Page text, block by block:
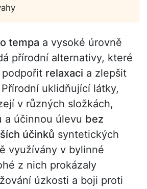
tempa a vysoké úrovně
přírodní alternativy, které
relaxaci a zlepšit
uklidňující látky,
v různých složkách,
a účinnou úlevu bez
účinků syntetických
využívány v bylinné
z nich prokázaly
úzkosti a boji proti